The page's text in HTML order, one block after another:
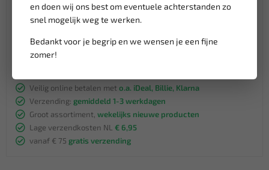
en doen wij ons best om eventuele achterstanden zo
snel mogelijk weg te werken.
Bedankt voor je begrip en we wensen je een fijne
zomer!
303-735
303 735
Veilig online betalen met o.a. iDeal, Billie, Klarna
Verzending: gemiddeld 1-3 werkdagen
Groot assortiment, wekelijks nieuwe producten
Lage verzendkosten NL € 6,95
vanaf € 75 gratis verzending